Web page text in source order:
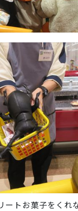
ートお菓子をくれ